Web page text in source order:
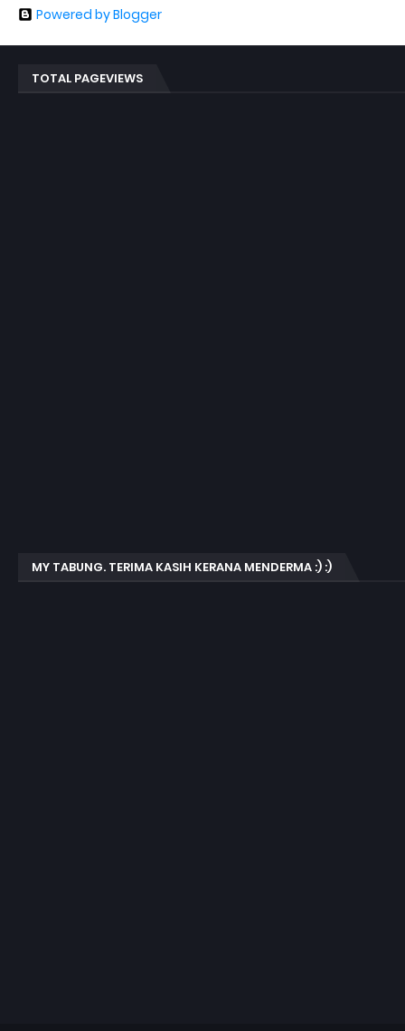
Powered by Blogger
TOTAL PAGEVIEWS
MY TABUNG. TERIMA KASIH KERANA MENDERMA :) :)